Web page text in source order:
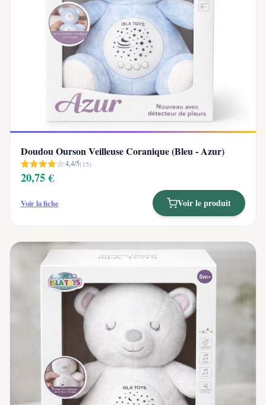
Doudou Ourson Veilleuse Coranique (Bleu - Azur)
4,4/5(15)
20,75 €
Voir la fiche Voir le produit